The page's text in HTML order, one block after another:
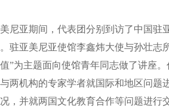
亚期间，代表团分别到访了中国驻
驻亚美尼亚使馆李鑫炜大使与孙壮志
”为主题面向使馆青年同志做了讲座
两机构的专家学者就国际和地区问
，并就两国文化教育合作等问题进行